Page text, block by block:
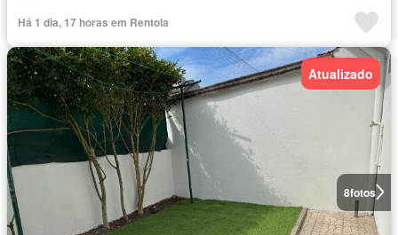
Há 1 dia, 17 horas em Rentola
8fotos
Atualizado